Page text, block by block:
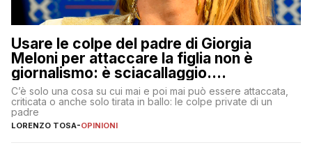
Usare le colpe del padre di Giorgia
Meloni per attaccare la figlia non è
giornalismo: è sciacallaggio.
Dimostriamo di essere diversi
C’è solo una cosa su cui mai e poi mai può essere attaccata,
criticata o anche solo tirata in ballo: le colpe private di un
padre
LORENZO TOSA-OPINIONI